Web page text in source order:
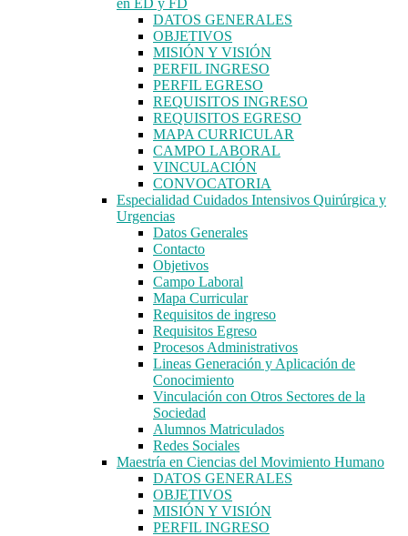
en ED y FD
DATOS GENERALES
OBJETIVOS
MISIÓN Y VISIÓN
PERFIL INGRESO
PERFIL EGRESO
REQUISITOS INGRESO
REQUISITOS EGRESO
MAPA CURRICULAR
CAMPO LABORAL
VINCULACIÓN
CONVOCATORIA
Especialidad Cuidados Intensivos Quirúrgica y
Urgencias
Datos Generales
Contacto
Objetivos
Campo Laboral
Mapa Curricular
Requisitos de ingreso
Requisitos Egreso
Procesos Administrativos
Lineas Generación y Aplicación de
Conocimiento
Vinculación con Otros Sectores de la
Sociedad
Alumnos Matriculados
Redes Sociales
Maestría en Ciencias del Movimiento Humano
DATOS GENERALES
OBJETIVOS
MISIÓN Y VISIÓN
PERFIL INGRESO